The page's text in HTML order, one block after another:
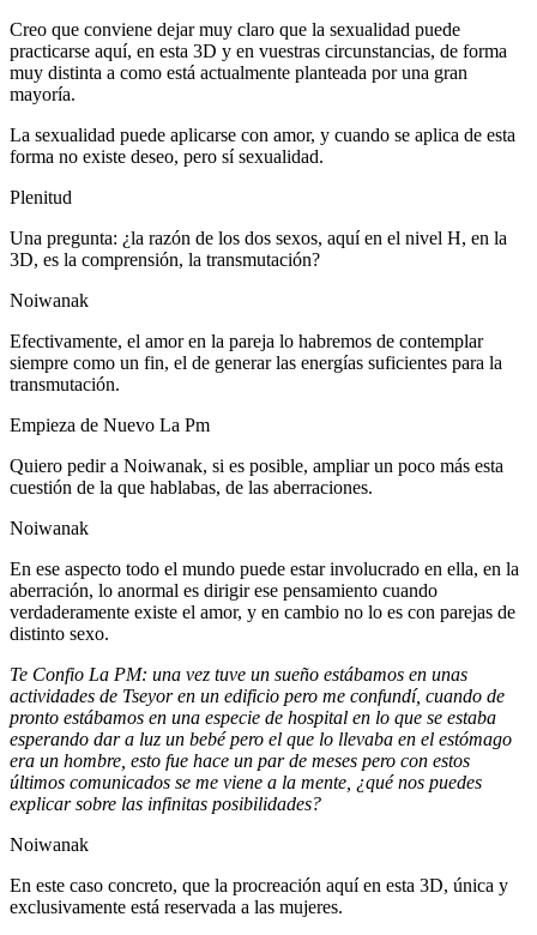
Creo que conviene dejar muy claro que la sexualidad puede
practicarse aquí, en esta 3D y en vuestras circunstancias, de forma
muy distinta a como está actualmente planteada por una gran
mayoría.
La sexualidad puede aplicarse con amor, y cuando se aplica de esta
forma no existe deseo, pero sí sexualidad.
Plenitud
Una pregunta: ¿la razón de los dos sexos, aquí en el nivel H, en la
3D, es la comprensión, la transmutación?
Noiwanak
Efectivamente, el amor en la pareja lo habremos de contemplar
siempre como un fin, el de generar las energías suficientes para la
transmutación.
Empieza de Nuevo La Pm
Quiero pedir a Noiwanak, si es posible, ampliar un poco más esta
cuestión de la que hablabas, de las aberraciones.
Noiwanak
En ese aspecto todo el mundo puede estar involucrado en ella, en la
aberración, lo anormal es dirigir ese pensamiento cuando
verdaderamente existe el amor, y en cambio no lo es con parejas de
distinto sexo.
Te Confio La PM: una vez tuve un sueño estábamos en unas
actividades de Tseyor en un edificio pero me confundí, cuando de
pronto estábamos en una especie de hospital en lo que se estaba
esperando dar a luz un bebé pero el que lo llevaba en el estómago
era un hombre, esto fue hace un par de meses pero con estos
últimos comunicados se me viene a la mente, ¿qué nos puedes
explicar sobre las infinitas posibilidades?
Noiwanak
En este caso concreto, que la procreación aquí en esta 3D, única y
exclusivamente está reservada a las mujeres.